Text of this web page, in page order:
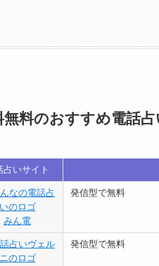
無料のおすすめ電話
占いサイト
みん電
発信型で無料
発信型で無料